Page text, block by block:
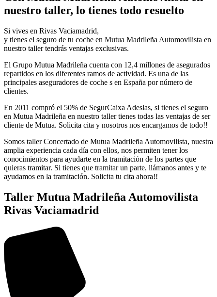
nuestro taller, lo tienes todo resuelto
Si vives en Rivas Vaciamadrid,
y tienes el seguro de tu coche en Mutua Madrileña Automovilista en
nuestro taller tendrás ventajas exclusivas.
El Grupo Mutua Madrileña cuenta con 12,4 millones de asegurados
repartidos en los diferentes ramos de actividad. Es una de las
principales aseguradores de coche s en España por número de
clientes.
En 2011 compró el 50% de SegurCaixa Adeslas, si tienes el seguro
en Mutua Madrileña en nuestro taller tienes todas las ventajas de ser
cliente de Mutua. Solicita cita y nosotros nos encargamos de todo!!
Somos taller Concertado de Mutua Madrileña Automovilista, nuestra
amplia experiencia cada día con ellos, nos permiten tener los
conocimientos para ayudarte en la tramitación de los partes que
quieras tramitar. Si tienes que tramitar un parte, llámanos antes y te
ayudamos en la tramitación. Solicita tu cita ahora!!
Taller Mutua Madrileña Automovilista
Rivas Vaciamadrid